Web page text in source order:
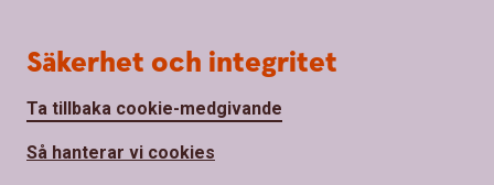
Säkerhet och integritet
Ta tillbaka cookie-medgivande
Så hanterar vi cookies